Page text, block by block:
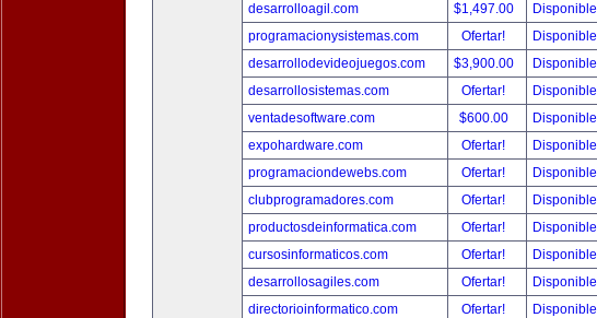
desarrolloagil.com
$1,497.00
Disponible
programacionysistemas.com
Ofertar!
Disponible
desarrollodevideojuegos.com
$3,900.00
Disponible
desarrollosistemas.com
Ofertar!
Disponible
ventadesoftware.com
$600.00
Disponible
expohardware.com
Ofertar!
Disponible
programaciondewebs.com
Ofertar!
Disponible
clubprogramadores.com
Ofertar!
Disponible
productosdeinformatica.com
Ofertar!
Disponible
cursosinformaticos.com
Ofertar!
Disponible
desarrollosagiles.com
Ofertar!
Disponible
directorioinformatico.com
Ofertar!
Disponible